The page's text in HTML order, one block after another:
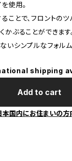
使用。
ことで、フロントの
かぶることができます
いシンプルなフォルム
shipping
Add to cart
本国内にお住まいの方